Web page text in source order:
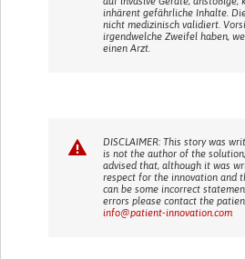
inhärent gefährliche Inhalte.
nicht medizinisch validiert.
irgendwelche Zweifel haben,
einen Arzt.
DISCLAIMER: This story was
is not the author of the
advised that, although it was
respect for the innovation and
can be some incorrect
errors please contact the
info@patient-innovation.com